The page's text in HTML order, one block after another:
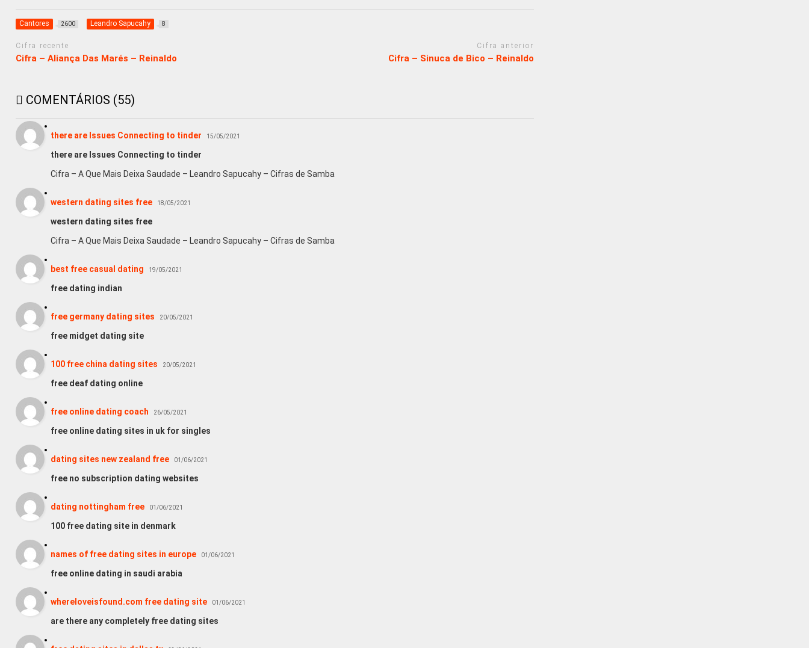
Cantores 2600 Leandro Sapucahy 8
Cifra recente
Cifra – Aliança Das Marés – Reinaldo
Cifra anterior
Cifra – Sinuca de Bico – Reinaldo
COMENTÁRIOS (55)
there are Issues Connecting to tinder 15/05/2021
there are Issues Connecting to tinder
Cifra – A Que Mais Deixa Saudade – Leandro Sapucahy – Cifras de Samba
western dating sites free 18/05/2021
western dating sites free
Cifra – A Que Mais Deixa Saudade – Leandro Sapucahy – Cifras de Samba
best free casual dating 19/05/2021
free dating indian
free germany dating sites 20/05/2021
free midget dating site
100 free china dating sites 20/05/2021
free deaf dating online
free online dating coach 26/05/2021
free online dating sites in uk for singles
dating sites new zealand free 01/06/2021
free no subscription dating websites
dating nottingham free 01/06/2021
100 free dating site in denmark
names of free dating sites in europe 01/06/2021
free online dating in saudi arabia
whereloveisfound.com free dating site 01/06/2021
are there any completely free dating sites